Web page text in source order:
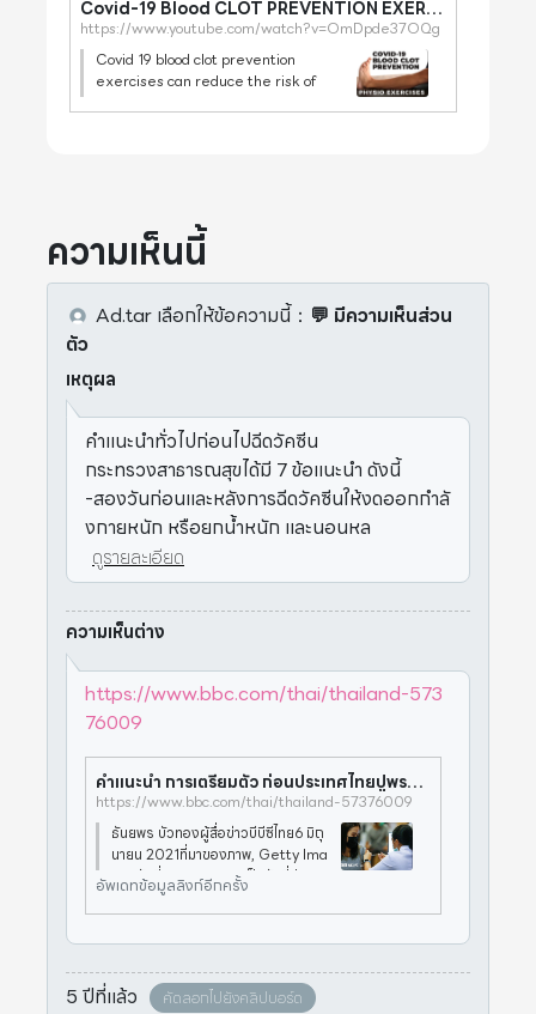
from
https://www.pelvicexercises.com.au
guides you through 3 easy home
Covid-19 Blood CLOT PREVENTION EXERCISES I 3 PHYSIO Guided Home Exercises for Bed and Chair
https://www.youtube.com/watch?v=OmDpde37OQg
Covid 19 blood clot prevention
exercises can reduce the risk of
ความเห็นนี้
Ad.tar เลือกให้ข้อความนี้： 💬 มีความเห็นส่วน
ตัว
เหตุผล
คำแนะนำทั่วไปก่อนไปฉีดวัคซีน
กระทรวงสาธารณสุขได้มี 7 ข้อแนะนำ ดังนี้
-สองวันก่อนและหลังการฉีดวัคซีนให้งดออกกำลั
งกายหนัก หรือยกน้ำหนัก และนอนหล
ดูรายละเอียด
ความเห็นต่าง
https://www.bbc.com/thai/thailand-573
76009
คำแนะนำ การเตรียมตัว ก่อนประเทศไทยปูพรมฉีดวัคซีนโควิด-19 ครั้งใหญ่ - BBC News ไทย
https://www.bbc.com/thai/thailand-57376009
ธันยพร บัวทองผู้สื่อข่าวบีบีซีไทย6 มิถุ
นายน 2021ที่มาของภาพ, Getty Ima
gesวันที่ 7 มิ.ย. 2564 เป็นวันที่ประชา
ชนไทยใน กลุ่มผู้สูงอายุ-กลุ่มเสี่ยงโรค
ประจำตัว และประชาชนในพื้นที่ระบาด
ของโรคโควิด-19 อย่างก
อัพเดทข้อมูลลิงก์อีกครั้ง
5 ปีที่แล้ว คัดลอกไปยังคลิปบอร์ด